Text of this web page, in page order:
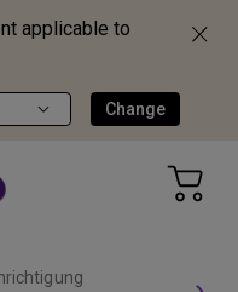
applicable to
Change